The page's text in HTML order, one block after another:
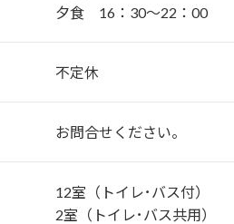
夕食 16：30～22：00
不定休
お問合せください。
12室（トイレ･バス付）
2室（トイレ･バス共用）